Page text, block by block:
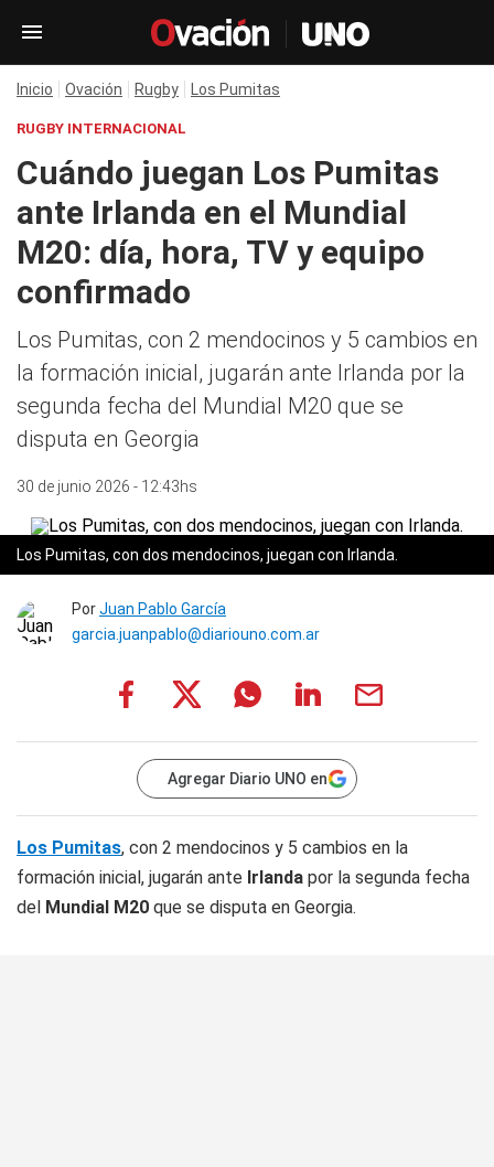
Inicio Ovación Rugby Los Pumitas
RUGBY INTERNACIONAL
Cuándo juegan Los Pumitas
ante Irlanda en el Mundial
M20: día, hora, TV y equipo
confirmado
Los Pumitas, con 2 mendocinos y 5 cambios en
la formación inicial, jugarán ante Irlanda por la
segunda fecha del Mundial M20 que se
disputa en Georgia
30 de junio 2026 - 12:43hs
Los Pumitas, con dos mendocinos, juegan con Irlanda.
PorJuan Pablo García
garcia.juanpablo@diariouno.com.ar
Agregar Diario UNO en
Los Pumitas, con 2 mendocinos y 5 cambios en la
formación inicial, jugarán ante Irlanda por la segunda fecha
del Mundial M20 que se disputa en Georgia.